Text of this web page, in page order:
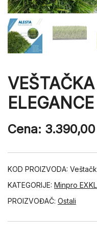
Cena: 3.390,00
KOD PROIZVODA:
KATEGORIJE: Minpro
PROIZVOĐAČ: Ostali